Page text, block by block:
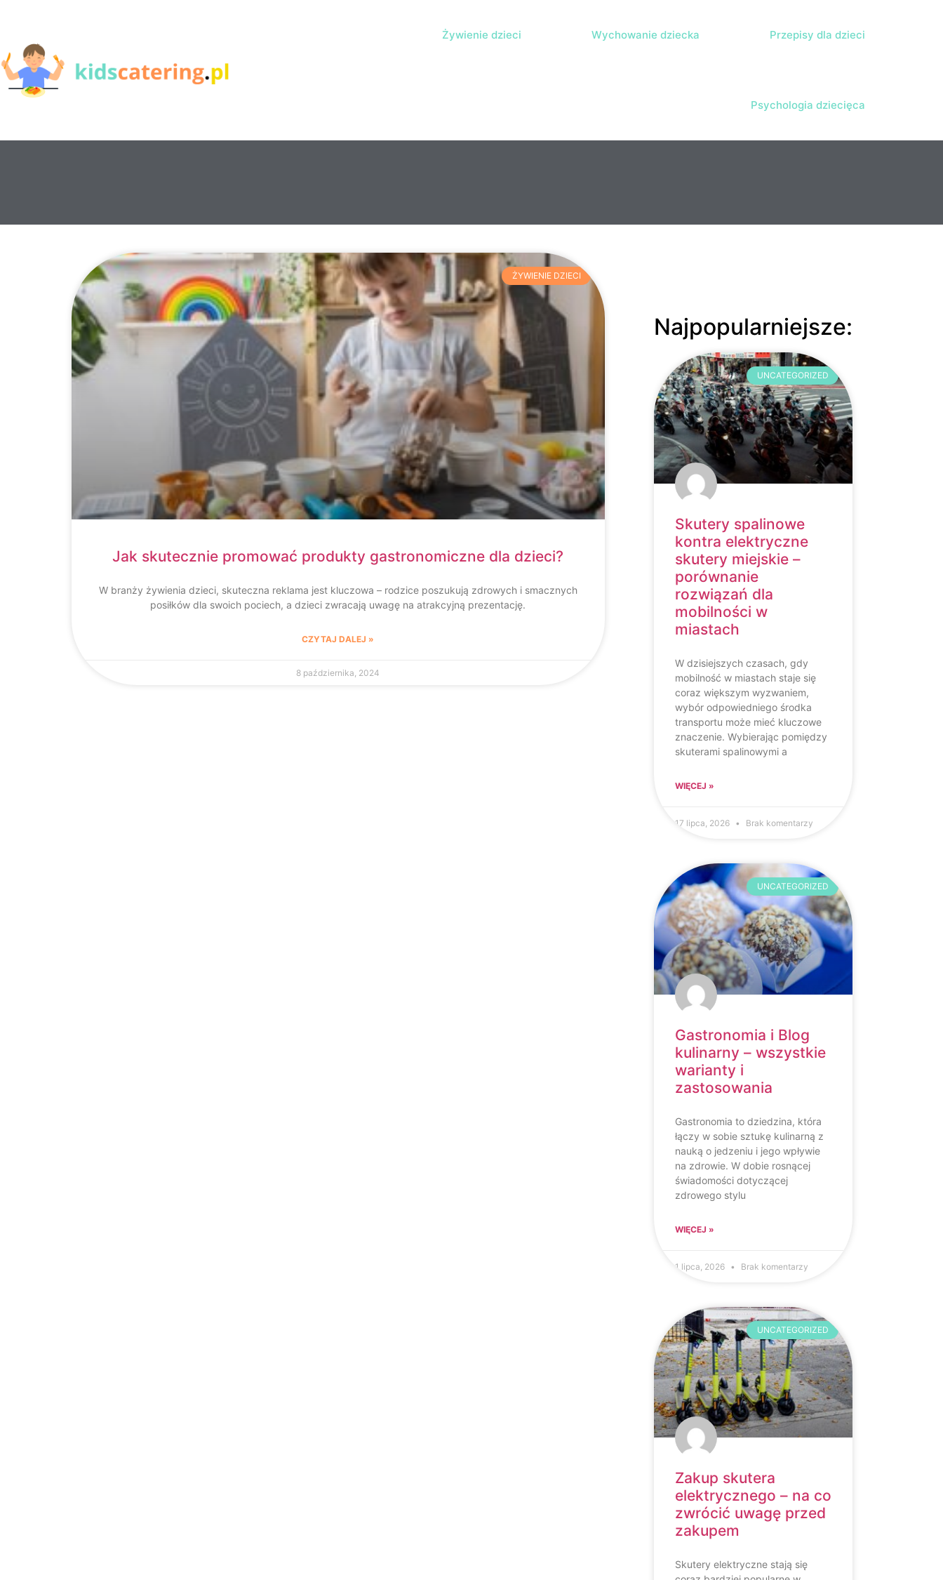
Żywienie dzieci Wychowanie dziecka Przepisy dla dzieci
Psychologia dziecięca
ŻYWIENIE DZIECI
Jak skutecznie promować produkty gastronomiczne dla dzieci?
W branży żywienia dzieci, skuteczna reklama jest kluczowa – rodzice poszukują zdrowych i smacznych
posiłków dla swoich pociech, a dzieci zwracają uwagę na atrakcyjną prezentację.
CZYTAJ DALEJ »
8 października, 2024
Najpopularniejsze:
UNCATEGORIZED
Skutery spalinowe
kontra elektryczne
skutery miejskie –
porównanie
rozwiązań dla
mobilności w
miastach
W dzisiejszych czasach, gdy
mobilność w miastach staje się
coraz większym wyzwaniem,
wybór odpowiedniego środka
transportu może mieć kluczowe
znaczenie. Wybierając pomiędzy
skuterami spalinowymi a
WIĘCEJ »
17 lipca, 2026 Brak komentarzy
UNCATEGORIZED
Gastronomia i Blog
kulinarny – wszystkie
warianty i
zastosowania
Gastronomia to dziedzina, która
łączy w sobie sztukę kulinarną z
nauką o jedzeniu i jego wpływie
na zdrowie. W dobie rosnącej
świadomości dotyczącej
zdrowego stylu
WIĘCEJ »
1 lipca, 2026 Brak komentarzy
UNCATEGORIZED
Zakup skutera
elektrycznego – na co
zwrócić uwagę przed
zakupem
Skutery elektryczne stają się